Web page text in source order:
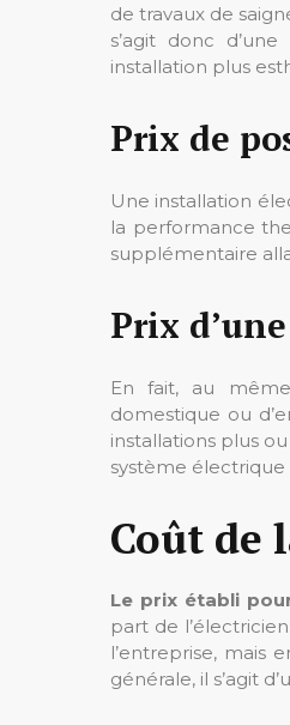
de travaux de
s’agit donc
installation plus
Prix de
Une installation
la performance
supplémentaire
Prix
En fait, au
domestique ou
installations plus
système
Coût de
Le prix établi
part de
l’entreprise, mais
générale, il s’agit